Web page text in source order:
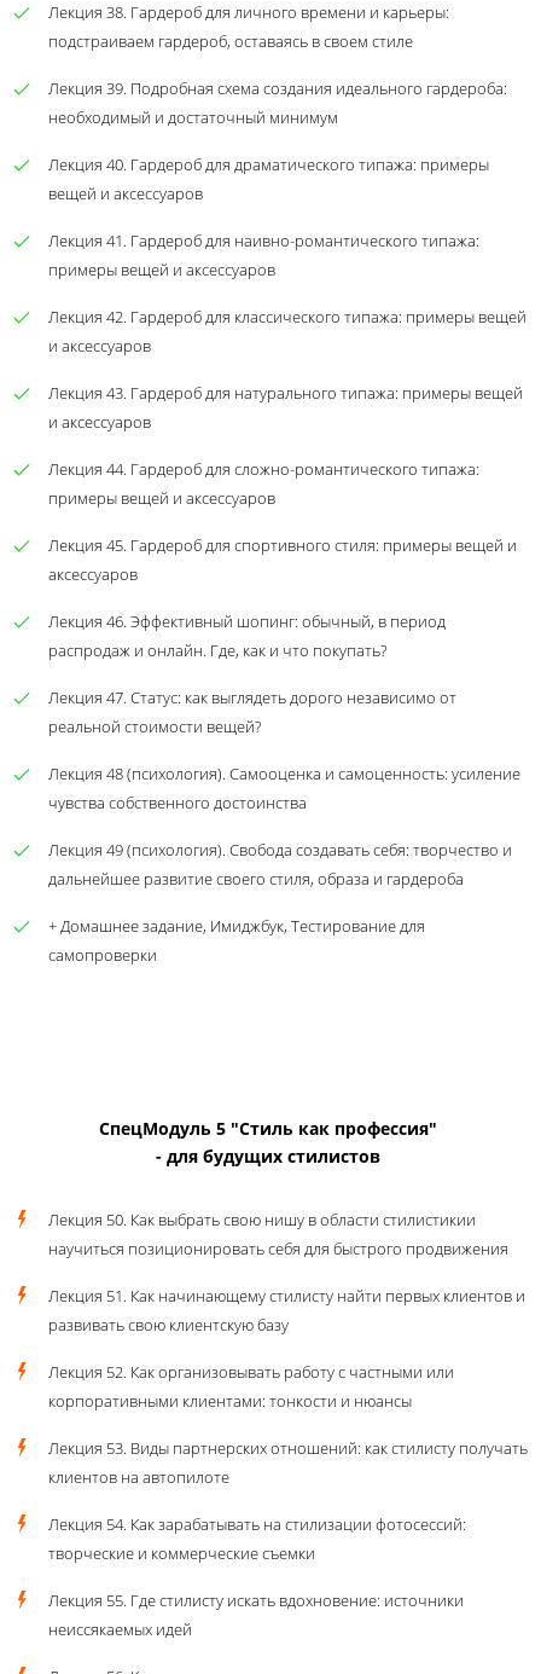
Лекция 38. Гардероб для личного времени и карьеры:
подстраиваем гардероб, оставаясь в своем стиле
Лекция 39. Подробная схема создания идеального гардероба:
необходимый и достаточный минимум
Лекция 40. Гардероб для драматического типажа: примеры
вещей и аксессуаров
Лекция 41. Гардероб для наивно-романтического типажа:
примеры вещей и аксессуаров
Лекция 42. Гардероб для классического типажа: примеры вещей
и аксессуаров
Лекция 43. Гардероб для натурального типажа: примеры вещей
и аксессуаров
Лекция 44. Гардероб для сложно-романтического типажа:
примеры вещей и аксессуаров
Лекция 45. Гардероб для спортивного стиля: примеры вещей и
аксессуаров
Лекция 46. Эффективный шопинг: обычный, в период
распродаж и онлайн. Где, как и что покупать?
Лекция 47. Статус: как выглядеть дорого независимо от
реальной стоимости вещей?
Лекция 48 (психология). Самооценка и самоценность: усиление
чувства собственного достоинства
Лекция 49 (психология). Свобода создавать себя: творчество и
дальнейшее развитие своего стиля, образа и гардероба
+ Домашнее задание, Имиджбук, Тестирование для
самопроверки
СпецМодуль 5 "Стиль как профессия"
- для будущих стилистов
Лекция 50. Как выбрать свою нишу в области стилистикии
научиться позиционировать себя для быстрого продвижения
Лекция 51. Как начинающему стилисту найти первых клиентов и
развивать свою клиентскую базу
Лекция 52. Как организовывать работу с частными или
корпоративными клиентами: тонкости и нюансы
Лекция 53. Виды партнерских отношений: как стилисту получать
клиентов на автопилоте
Лекция 54. Как зарабатывать на стилизации фотосессий:
творческие и коммерческие съемки
Лекция 55. Где стилисту искать вдохновение: источники
неиссякаемых идей